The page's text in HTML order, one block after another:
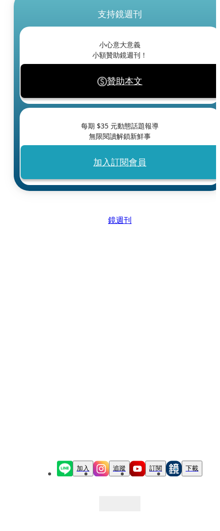
支持鏡週刊
小心意大意義
小額贊助鏡週刊！
贊助本文
每期 $35 元動態話題報導
無限閱讀解鎖新鮮事
加入訂閱會員
鏡週刊
加入 追蹤 訂閱 下載